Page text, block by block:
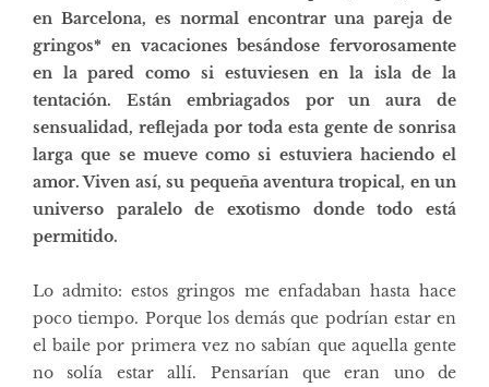
en Barcelona, es normal encontrar una pareja de
gringos* en vacaciones besándose fervorosamente
en la pared como si estuviesen en la isla de la
tentación. Están embriagados por un aura de
sensualidad, reflejada por toda esta gente de sonrisa
larga que se mueve como si estuviera haciendo el
amor. Viven así, su pequeña aventura tropical, en un
universo paralelo de exotismo donde todo está
permitido.
Lo admito: estos gringos me enfadaban hasta hace
poco tiempo. Porque los demás que podrían estar en
el baile por primera vez no sabían que aquella gente
no solía estar allí. Pensarían que eran uno de